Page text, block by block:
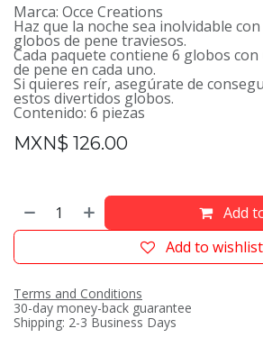
Marca: Occe Creations
Haz que la noche sea inolvidable
globos de pene traviesos.
Cada paquete contiene 6 globos
de pene en cada uno.
Si quieres reír, asegúrate de
estos divertidos globos.
Contenido: 6 piezas
MXN$ 126.00
Add
Add to wishlist
Terms and Conditions
30-day money-back guarantee
Shipping: 2-3 Business Days